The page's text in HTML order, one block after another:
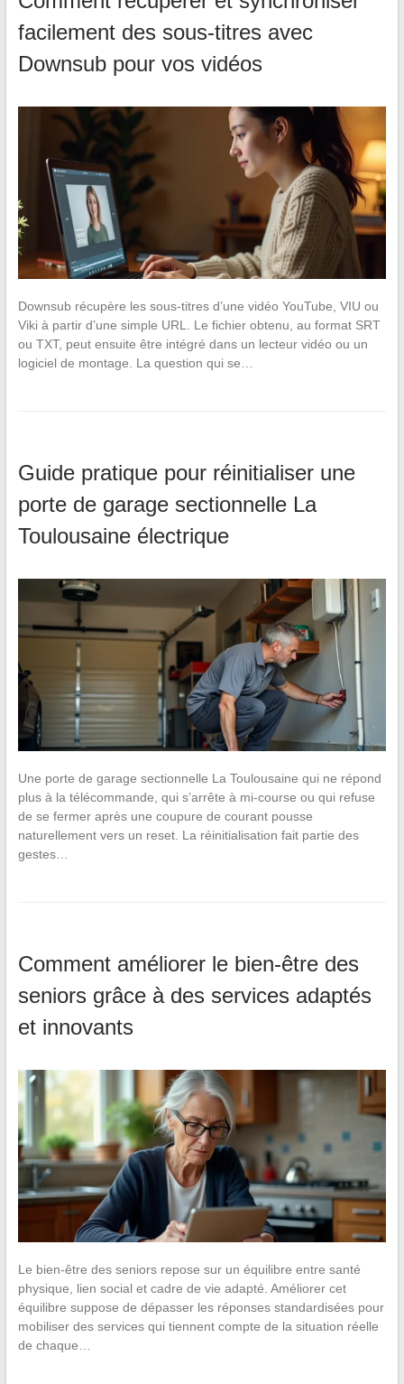
facilement des sous-titres avec
Downsub pour vos vidéos
Downsub récupère les sous-titres d’une vidéo YouTube, VIU ou
Viki à partir d’une simple URL. Le fichier obtenu, au format SRT
ou TXT, peut ensuite être intégré dans un lecteur vidéo ou un
logiciel de montage. La question qui se…
Guide pratique pour réinitialiser une
porte de garage sectionnelle La
Toulousaine électrique
Une porte de garage sectionnelle La Toulousaine qui ne répond
plus à la télécommande, qui s’arrête à mi-course ou qui refuse
de se fermer après une coupure de courant pousse
naturellement vers un reset. La réinitialisation fait partie des
gestes…
Comment améliorer le bien-être des
seniors grâce à des services adaptés
et innovants
Le bien-être des seniors repose sur un équilibre entre santé
physique, lien social et cadre de vie adapté. Améliorer cet
équilibre suppose de dépasser les réponses standardisées pour
mobiliser des services qui tiennent compte de la situation réelle
de chaque…